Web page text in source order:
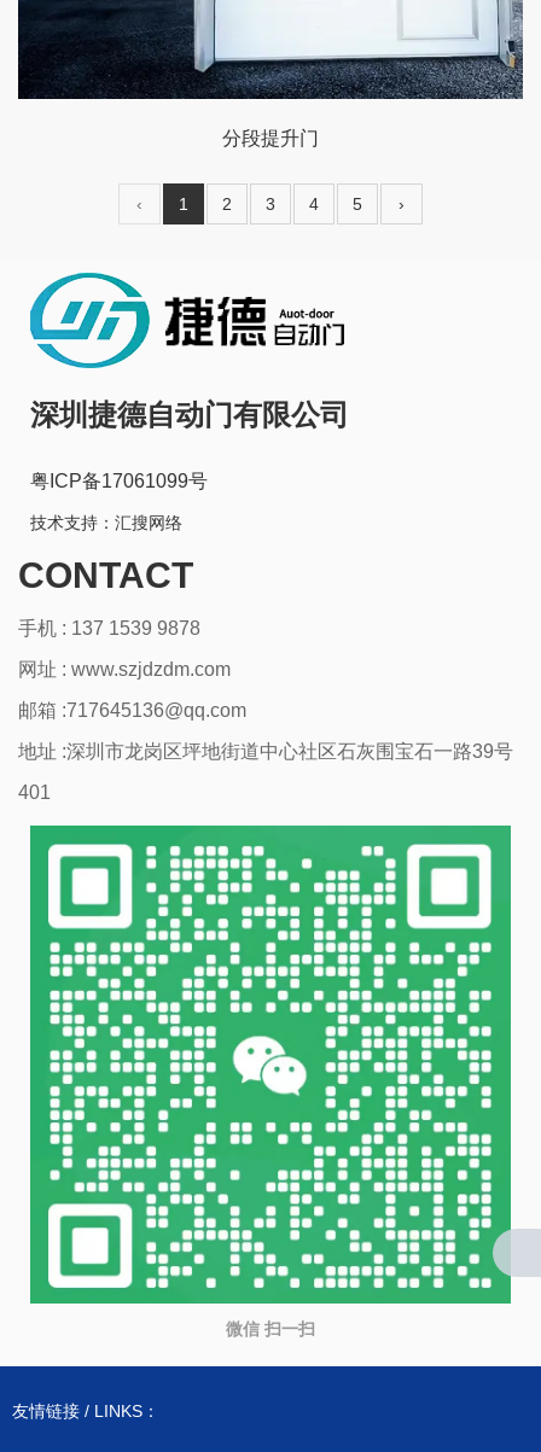
分段提升门
‹ 1 2 3 4 5 ›
深圳捷德自动门有限公司
粤ICP备17061099号
技术支持： 汇搜网络
CONTACT
手机 : 137 1539 9878
网址 : www.szjdzdm.com
邮箱 :717645136@qq.com
地址 :深圳市龙岗区坪地街道中心社区石灰围宝石一路39号
401
微信 扫一扫
友情链接 / LINKS：